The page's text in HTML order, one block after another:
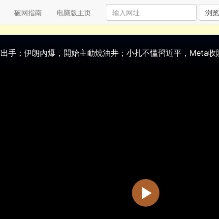
破网指南 电脑版主页